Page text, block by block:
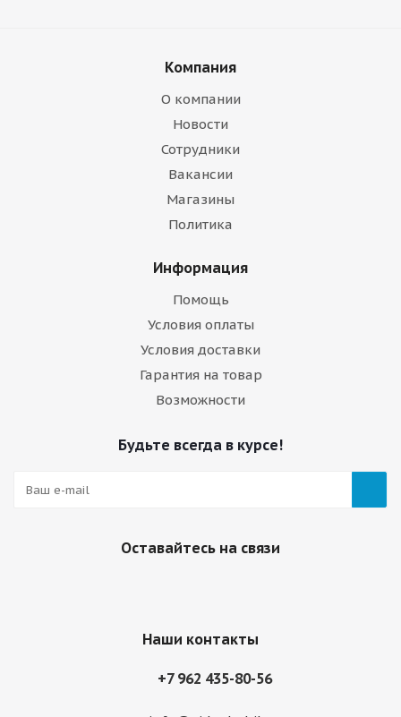
Компания
О компании
Новости
Сотрудники
Вакансии
Магазины
Политика
Информация
Помощь
Условия оплаты
Условия доставки
Гарантия на товар
Возможности
Будьте всегда в курсе!
Оставайтесь на связи
Наши контакты
+7 962 435-80-56